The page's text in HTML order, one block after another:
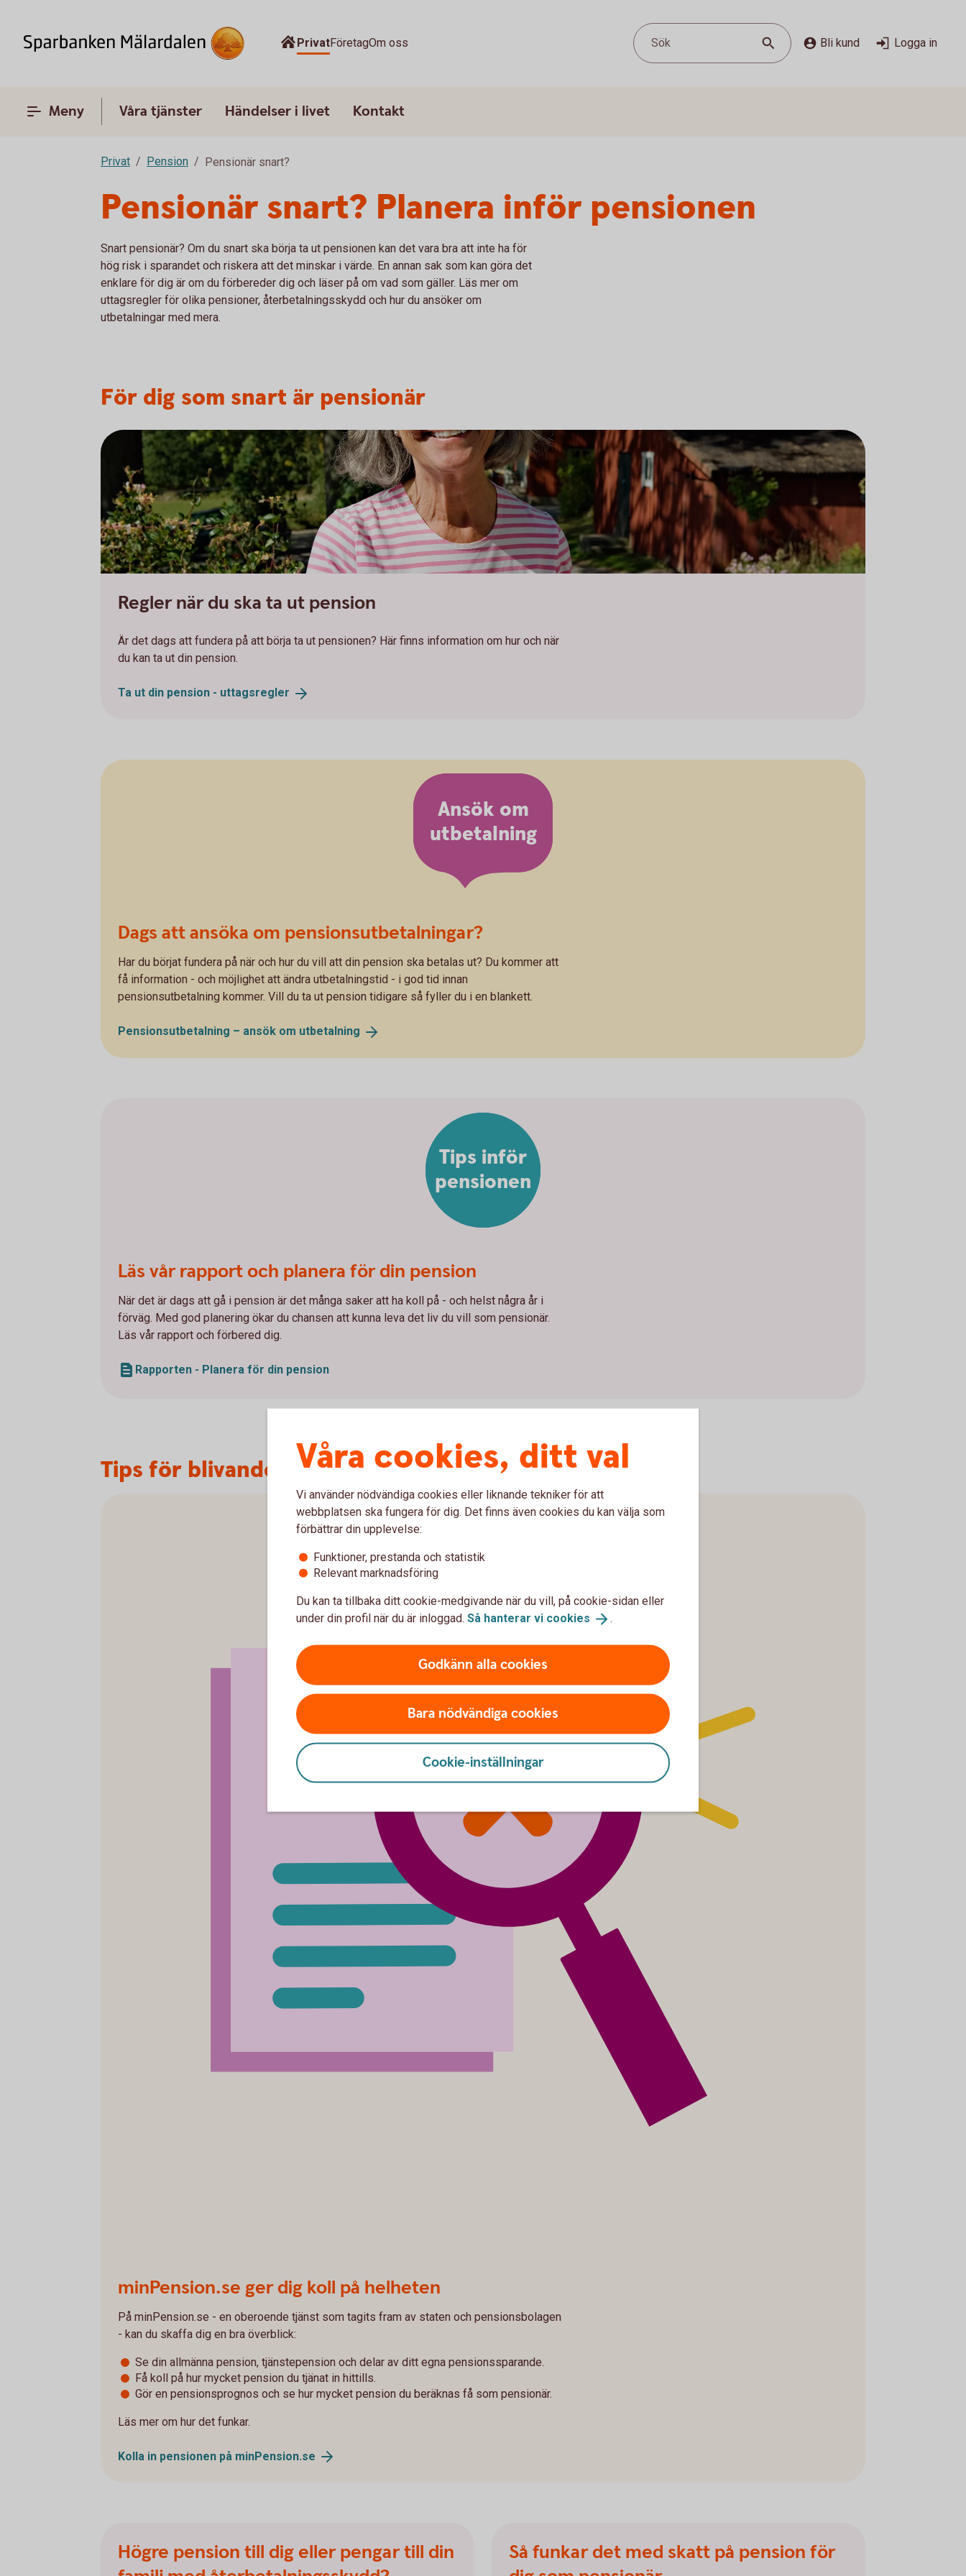
PrivatFöretagOm oss Sök Bli kund Logga in
Meny Våra tjänster Händelser i livet Kontakt
Privat Pension Pensionär snart?
Pensionär snart? Planera inför pensionen
Snart pensionär? Om du snart ska börja ta ut pensionen kan det vara bra att inte ha för
hög risk i sparandet och riskera att det minskar i värde. En annan sak som kan göra det
enklare för dig är om du förbereder dig och läser på om vad som gäller. Läs mer om
uttagsregler för olika pensioner, återbetalningsskydd och hur du ansöker om
utbetalningar med mera.
För dig som snart är pensionär
Regler när du ska ta ut pension
Är det dags att fundera på att börja ta ut pensionen? Här finns information om hur och när
du kan ta ut din pension.
Ta ut din pension - uttagsregler
Ansök om
utbetalning
Dags att ansöka om pensionsutbetalningar?
Har du börjat fundera på när och hur du vill att din pension ska betalas ut? Du kommer att
få information - och möjlighet att ändra utbetalningstid - i god tid innan
pensionsutbetalning kommer. Vill du ta ut pension tidigare så fyller du i en blankett.
Pensionsutbetalning – ansök om utbetalning
Läs vår rapport och planera för din pension
När det är dags att gå i pension är det många saker att ha koll på - och helst några år i
förväg. Med god planering ökar du chansen att kunna leva det liv du vill som pensionär.
Läs vår rapport och förbered dig.
Rapporten - Planera för din pension
Tips inför
pensionen
Tips för blivande pensionärer
minPension.se ger dig koll på helheten
På minPension.se - en oberoende tjänst som tagits fram av staten och pensionsbolagen
- kan du skaffa dig en bra överblick:
Se din allmänna pension, tjänstepension och delar av ditt egna pensionssparande.
Få koll på hur mycket pension du tjänat in hittills.
Gör en pensionsprognos och se hur mycket pension du beräknas få som pensionär.
Läs mer om hur det funkar.
Kolla in pensionen på minPension.se
Högre pension till dig eller pengar till din
Så funkar det med skatt på pension för
Våra cookies, ditt val
Vi använder nödvändiga cookies eller liknande tekniker för att
webbplatsen ska fungera för dig. Det finns även cookies du kan välja som
förbättrar din upplevelse:
Funktioner, prestanda och statistik
Relevant marknadsföring
Du kan ta tillbaka ditt cookie-medgivande när du vill, på cookie-sidan eller
under din profil när du är inloggad. Så hanterar vi cookies .
Godkänn alla cookies
Bara nödvändiga cookies
Cookie-inställningar